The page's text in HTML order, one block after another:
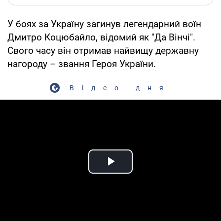
У боях за Україну загинув легендарний воїн
Дмитро Коцюбайло, відомий як "Да Вінчі".
Свого часу він отримав найвищу державну
нагороду – звання Героя України.
Відео дня
Play Video